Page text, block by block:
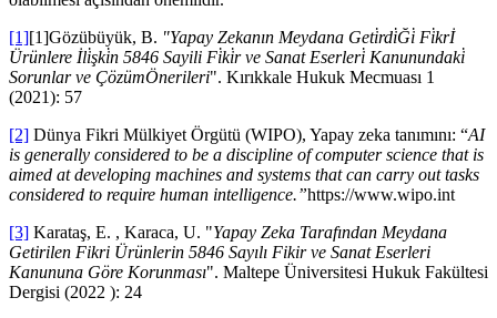
[1][1]Gözübüyük, B. "Yapay Zekanın Meydana Geti̇rdi̇Ği̇ Fi̇krİ
Ürünlere İli̇şki̇n 5846 Sayili Fi̇ki̇r ve Sanat Eserleri̇ Kanunundaki̇
Sorunlar ve ÇözümÖnerileri". Kırıkkale Hukuk Mecmuası 1
(2021): 57
[2] Dünya Fikri Mülkiyet Örgütü (WIPO), Yapay zeka tanımını: “AI
is generally considered to be a discipline of computer science that is
aimed at developing machines and systems that can carry out tasks
considered to require human intelligence.”https://www.wipo.int
[3] Karataş, E. , Karaca, U. "Yapay Zeka Tarafından Meydana
Getirilen Fikri Ürünlerin 5846 Sayılı Fikir ve Sanat Eserleri
Kanununa Göre Korunması". Maltepe Üniversitesi Hukuk Fakültesi
Dergisi (2022 ): 24